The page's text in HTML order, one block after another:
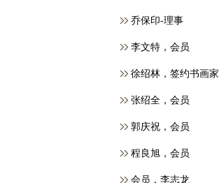
乔保印-理事
李文特，会员
徐绍林，签约书画家
张绍全，会员
郭庆祝，会员
程良旭，会员
会员，​李志龙